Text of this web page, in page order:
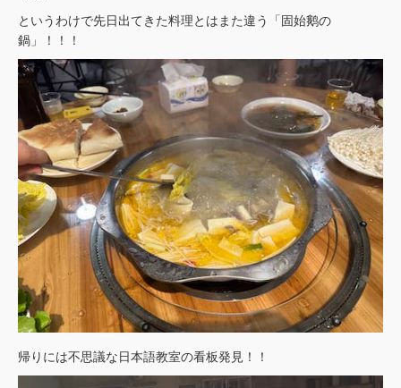
というわけで先日出てきた料理とはまた違う「固始鹅の
鍋」！！！
帰りには不思議な日本語教室の看板発見！！